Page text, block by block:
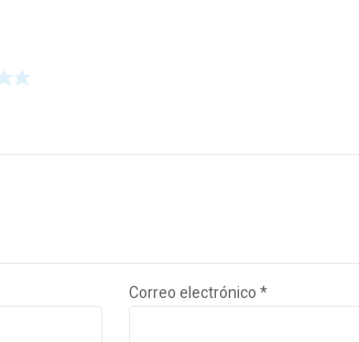
Correo electrónico*